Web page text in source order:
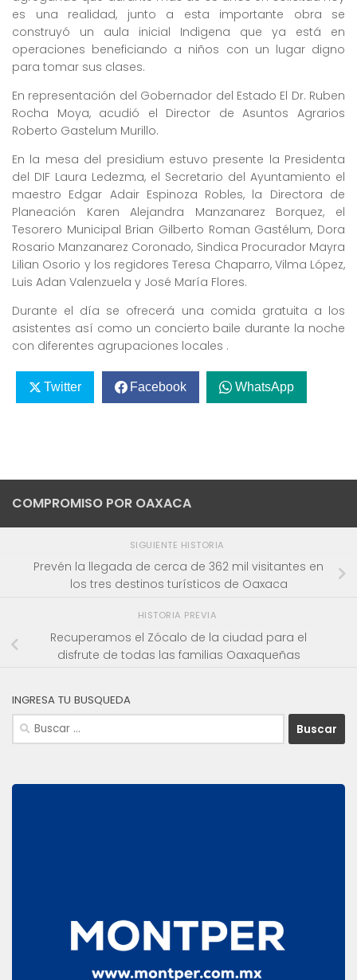
es una realidad, junto a esta importante obra se
construyó un aula inicial Indigena que ya está en
operaciones beneficiando a niños con un lugar digno
para tomar sus clases.
En representación del Gobernador del Estado El Dr. Ruben
Rocha Moya, acudió el Director de Asuntos Agrarios
Roberto Gastelum Murillo.
En la mesa del presidium estuvo presente la Presidenta
del DIF Laura Ledezma, el Secretario del Ayuntamiento el
maestro Edgar Adair Espinoza Robles, la Directora de
Planeación Karen Alejandra Manzanarez Borquez, el
Tesorero Municipal Brian Gilberto Roman Gastélum, Dora
Rosario Manzanarez Coronado, Sindica Procurador Mayra
Lilian Osorio y los regidores Teresa Chaparro, Vilma López,
Luis Adan Valenzuela y José María Flores.
Durante el día se ofrecerá una comida gratuita a los
asistentes así como un concierto baile durante la noche
con diferentes agrupaciones locales .
Twitter Facebook WhatsApp
COMPROMISO POR OAXACA
SIGUIENTE HISTORIA
Prevén la llegada de cerca de 362 mil visitantes en
los tres destinos turísticos de Oaxaca
HISTORIA PREVIA
Recuperamos el Zócalo de la ciudad para el
disfrute de todas las familias Oaxaqueñas
INGRESA TU BUSQUEDA
Buscar: